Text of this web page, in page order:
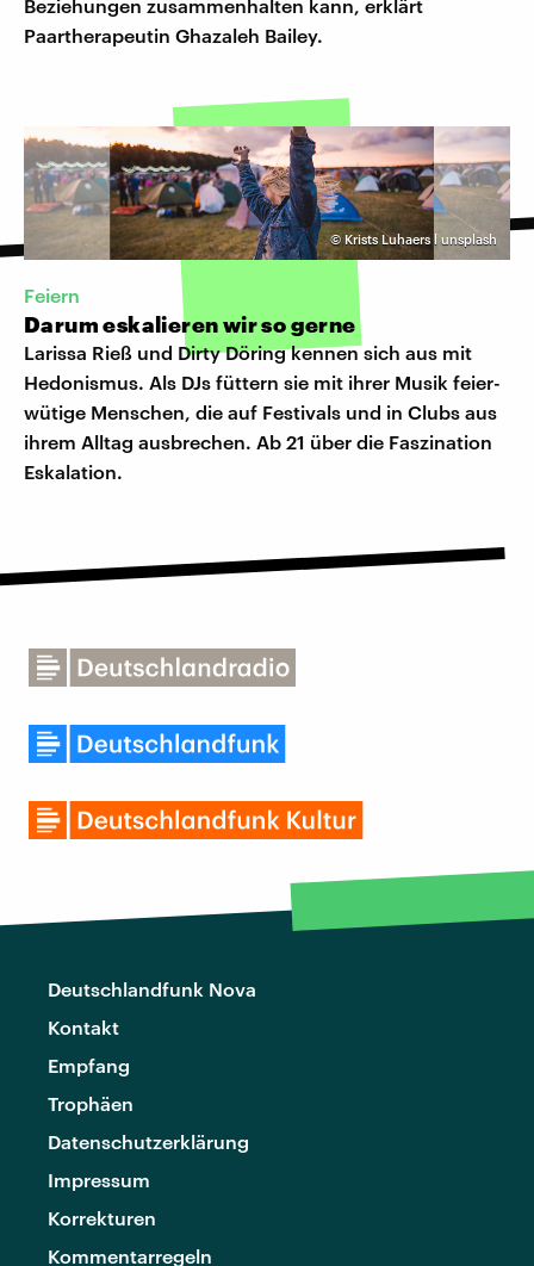
Beziehungen zusammenhalten kann, erklärt
Paartherapeutin Ghazaleh Bailey.
© Krists Luhaers l unsplash
Feiern
Darum eskalieren wir so gerne
Larissa Rieß und Dirty Döring kennen sich aus mit
Hedonismus. Als DJs füttern sie mit ihrer Musik feier-
wütige Menschen, die auf Festivals und in Clubs aus
ihrem Alltag ausbrechen. Ab 21 über die Faszination
Eskalation.
Deutschlandfunk Nova
Kontakt
Empfang
Trophäen
Datenschutzerklärung
Impressum
Korrekturen
Kommentarregeln